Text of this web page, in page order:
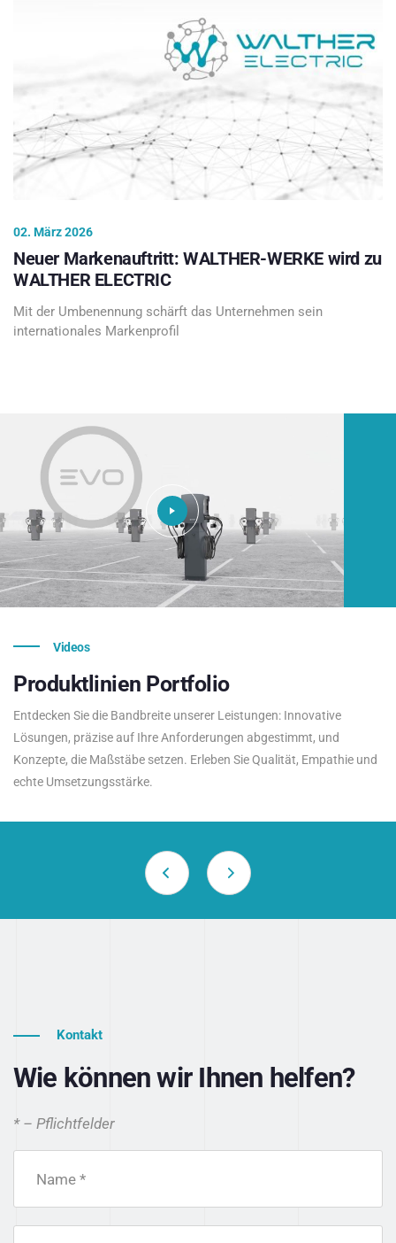
02. März 2026
Neuer Markenauftritt: WALTHER-WERKE wird zu
WALTHER ELECTRIC
Mit der Umbenennung schärft das Unternehmen sein
internationales Markenprofil
Videos
Produktlinien Portfolio
Entdecken Sie die Bandbreite unserer Leistungen: Innovative
Lösungen, präzise auf Ihre Anforderungen abgestimmt, und
Konzepte, die Maßstäbe setzen. Erleben Sie Qualität, Empathie und
echte Umsetzungsstärke.
Kontakt
Wie können wir Ihnen helfen?
* – Pflichtfelder
Name *